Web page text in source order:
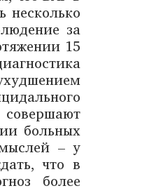
за
15
больных
– у
что в
более